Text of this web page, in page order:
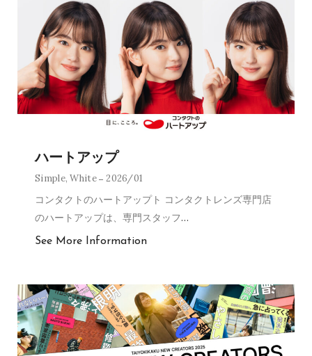
ハートアップ
Simple,White 2026/01
コンタクトのハートアップト コンタクトレンズ専門店
のハートアップは、専門スタッフ…
See More Information